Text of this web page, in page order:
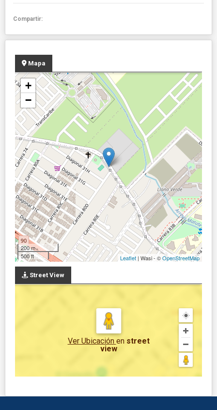
Compartir:
Mapa
+
−
200 m
500 ft
Leaflet | Wasi - ©OpenStreetMap
Street View
Ver Ubicación en street
view